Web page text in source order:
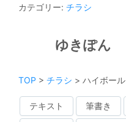
カテゴリー: チラシ
ゆきぽん
TOP > チラシ > ハイボール
テキスト 筆書き